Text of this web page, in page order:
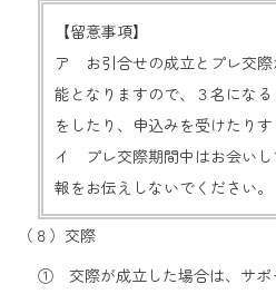
【留意事項】
ア お引合せの成立とプレ交際
能となりますので、３名にな
をしたり、申込みを受けたりす
イ プレ交際期間中はお会い
報をお伝えしないでください。
（８）交際
① 交際が成立した場合は、サポ